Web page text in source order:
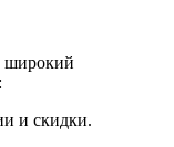
широкий
и скидки.